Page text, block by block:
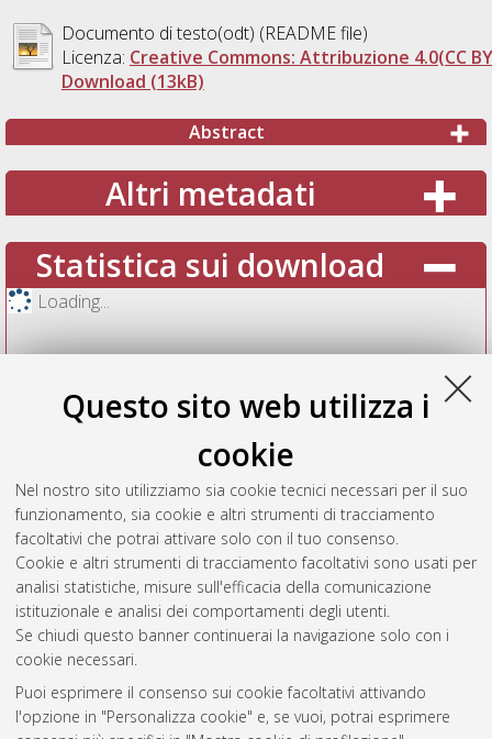
Questo sito web utilizza i
cookie
Nel nostro sito utilizziamo sia cookie tecnici necessari per il suo
funzionamento, sia cookie e altri strumenti di tracciamento
facoltativi che potrai attivare solo con il tuo consenso.
Cookie e altri strumenti di tracciamento facoltativi sono usati per
analisi statistiche, misure sull'efficacia della comunicazione
istituzionale e analisi dei comportamenti degli utenti.
Se chiudi questo banner continuerai la navigazione solo con i
cookie necessari.
Puoi esprimere il consenso sui cookie facoltativi attivando
l'opzione in "Personalizza cookie" e, se vuoi, potrai esprimere
Documento di testo(odt) (README file)
Licenza: Creative Commons: Attribuzione 4.0(CC
Download (13kB)
Abstract
Altri metadati
Statistica sui download
Loading...
Vedi altre statistiche
Gestione del documento:
Atom
AMS Acta
ISSN: 2038-7954